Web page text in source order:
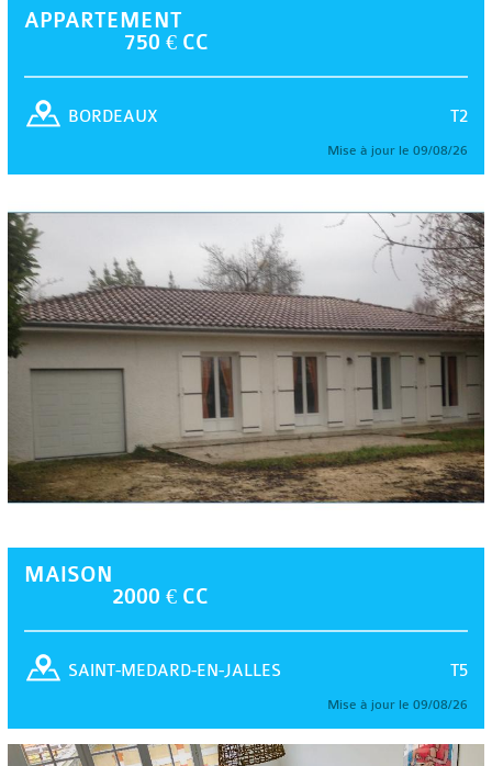
APPARTEMENT
750 € CC
T2
BORDEAUX
Mise à jour le 09/08/26
MAISON
2000 € CC
T5
SAINT-MEDARD-EN-JALLES
Mise à jour le 09/08/26